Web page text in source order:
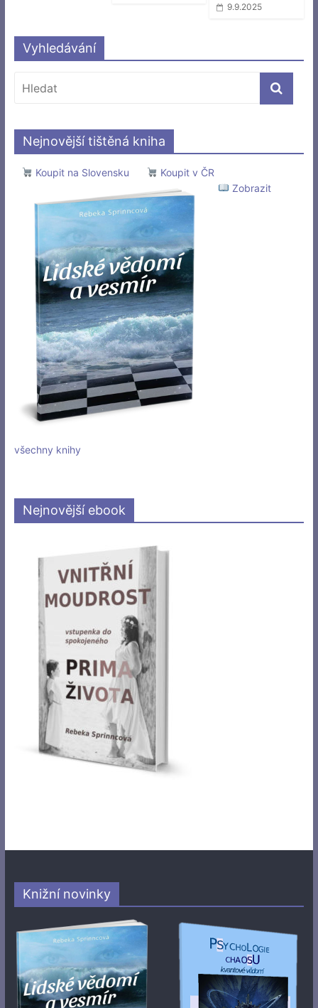
9.9.2025
Vyhledávání
Nejnovější tištěná kniha
Koupit na Slovensku
Koupit v ČR
Zobrazit
všechny knihy
Nejnovější ebook
Knižní novinky